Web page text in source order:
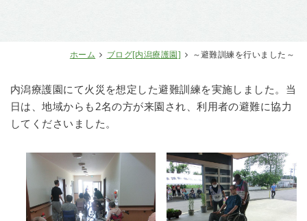
ホーム ブログ[内潟療護園] ～避難訓練を行いました～
内潟療護園にて火災を想定した避難訓練を実施しました。当
日は、地域からも2名の方が来園され、利用者の避難に協力
してくださいました。